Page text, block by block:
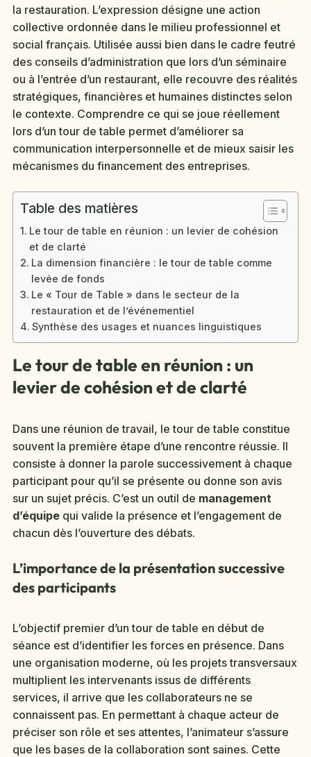
la restauration. L’expression désigne une action
collective ordonnée dans le milieu professionnel et
social français. Utilisée aussi bien dans le cadre feutré
des conseils d’administration que lors d’un séminaire
ou à l’entrée d’un restaurant, elle recouvre des réalités
stratégiques, financières et humaines distinctes selon
le contexte. Comprendre ce qui se joue réellement
lors d’un tour de table permet d’améliorer sa
communication interpersonnelle et de mieux saisir les
mécanismes du financement des entreprises.
Table des matières
Le tour de table en réunion : un levier de cohésion
et de clarté
La dimension financière : le tour de table comme
levée de fonds
Le « Tour de Table » dans le secteur de la
restauration et de l’événementiel
Synthèse des usages et nuances linguistiques
Le tour de table en réunion : un
levier de cohésion et de clarté
Dans une réunion de travail, le tour de table constitue
souvent la première étape d’une rencontre réussie. Il
consiste à donner la parole successivement à chaque
participant pour qu’il se présente ou donne son avis
sur un sujet précis. C’est un outil de management
d’équipe qui valide la présence et l’engagement de
chacun dès l’ouverture des débats.
L’importance de la présentation successive
des participants
L’objectif premier d’un tour de table en début de
séance est d’identifier les forces en présence. Dans
une organisation moderne, où les projets transversaux
multiplient les intervenants issus de différents
services, il arrive que les collaborateurs ne se
connaissent pas. En permettant à chaque acteur de
préciser son rôle et ses attentes, l’animateur s’assure
que les bases de la collaboration sont saines. Cette